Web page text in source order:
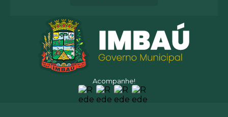
Acompanhe!